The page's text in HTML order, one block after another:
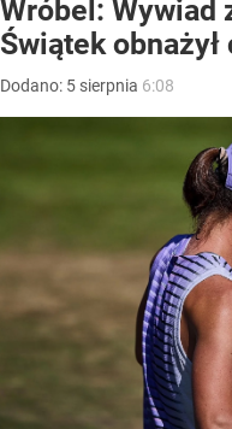
Wróbel: Wywiad
Świątek
Dodano: 5 sierpnia 6:08